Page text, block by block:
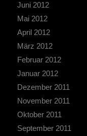
Juni 2012
Mai 2012
April 2012
März 2012
Februar 2012
Januar 2012
Dezember 2011
November 2011
Oktober 2011
September 2011